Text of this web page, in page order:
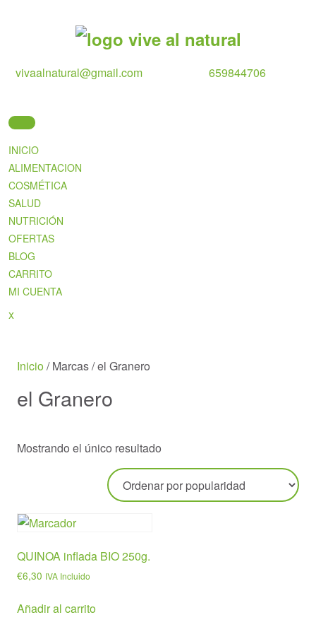
vivaalnatural@gmail.com
659844706
INICIO
ALIMENTACION
COSMÉTICA
SALUD
NUTRICIÓN
OFERTAS
BLOG
CARRITO
MI CUENTA
xClose
Inicio/ Marcas / el Granero
el Granero
Mostrando el único resultado
QUINOA inflada BIO 250g.
€6,30 IVA Incluido
Añadir al carrito